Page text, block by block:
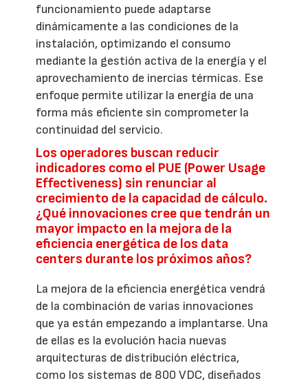
funcionamiento puede adaptarse
dinámicamente a las condiciones de la
instalación, optimizando el consumo
mediante la gestión activa de la energía y el
aprovechamiento de inercias térmicas. Ese
enfoque permite utilizar la energía de una
forma más eficiente sin comprometer la
continuidad del servicio.
Los operadores buscan reducir
indicadores como el PUE (Power Usage
Effectiveness) sin renunciar al
crecimiento de la capacidad de cálculo.
¿Qué innovaciones cree que tendrán un
mayor impacto en la mejora de la
eficiencia energética de los data
centers durante los próximos años?
La mejora de la eficiencia energética vendrá
de la combinación de varias innovaciones
que ya están empezando a implantarse. Una
de ellas es la evolución hacia nuevas
arquitecturas de distribución eléctrica,
como los sistemas de 800 VDC, diseñados